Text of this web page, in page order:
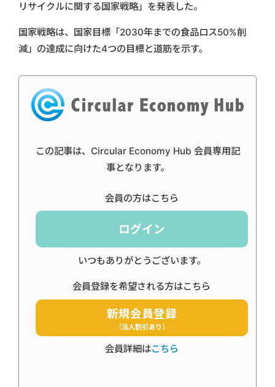
リサイクルに関する国家戦略」を発表した。
国家戦略は、国家目標「2030年までの食品ロス50%削
減」の達成に向けた4つの目標と道筋を示す。
この記事は、Circular Economy Hub 会員専用記
事となります。
会員の方はこちら
ログイン
いつもありがとうございます。
会員登録を希望される方はこちら
新規会員登録
（法人割引あり）
会員詳細はこちら